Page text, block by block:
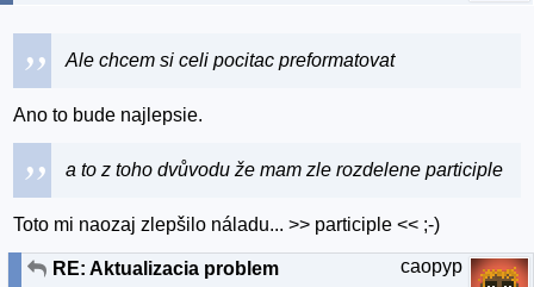
Ale chcem si celi pocitac preformatovat
Ano to bude najlepsie.
a to z toho dvůvodu že mam zle rozdelene participle
Toto mi naozaj zlepšilo náladu... >> participle << ;-)
RE: Aktualizacia problem caopyp